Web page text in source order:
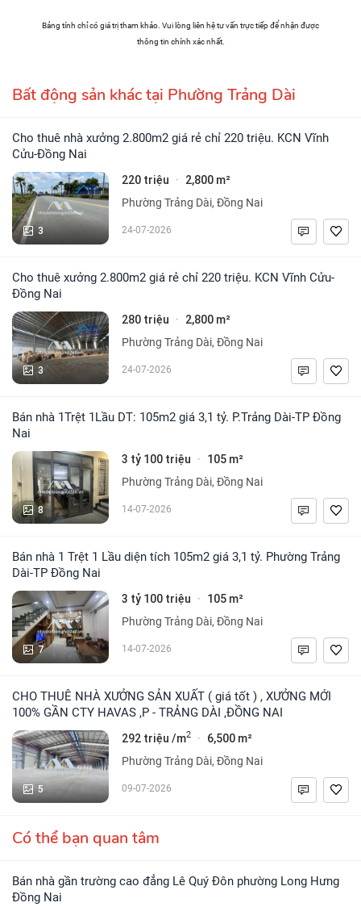
Bảng tính chỉ có giá trị tham khảo. Vui lòng liên hệ tư vấn trực tiếp để nhận được
thông tin chính xác nhất.
Bất động sản khác tại Phường Trảng Dài
Cho thuê nhà xưởng 2.800m2 giá rẻ chỉ 220 triệu. KCN Vĩnh
Cửu-Đồng Nai
3
220 triệu · 2,800 m²
Phường Trảng Dài, Đồng Nai
24-07-2026
Cho thuê xưởng 2.800m2 giá rẻ chỉ 220 triệu. KCN Vĩnh Cửu-
Đồng Nai
3
280 triệu · 2,800 m²
Phường Trảng Dài, Đồng Nai
24-07-2026
Bán nhà 1Trệt 1Lầu DT: 105m2 giá 3,1 tỷ. P.Trảng Dài-TP Đồng
Nai
8
3 tỷ 100 triệu · 105 m²
Phường Trảng Dài, Đồng Nai
14-07-2026
Bán nhà 1 Trệt 1 Lầu diện tích 105m2 giá 3,1 tỷ. Phường Trảng
Dài-TP Đồng Nai
7
3 tỷ 100 triệu · 105 m²
Phường Trảng Dài, Đồng Nai
14-07-2026
CHO THUÊ NHÀ XƯỞNG SẢN XUẤT ( giá tốt ) , XƯỞNG MỚI
100% GẦN CTY HAVAS ,P - TRẢNG DÀI ,ĐỒNG NAI
5
292 triệu /m2 · 6,500 m²
Phường Trảng Dài, Đồng Nai
09-07-2026
Có thể bạn quan tâm
Bán nhà gần trường cao đẳng Lê Quý Đôn phường Long Hưng
Đồng Nai